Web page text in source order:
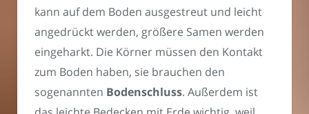
kann auf dem Boden ausgestreut und leicht
angedrückt werden, größere Samen werden
eingeharkt. Die Körner müssen den Kontakt
zum Boden haben, sie brauchen den
sogenannten Bodenschluss. Außerdem ist